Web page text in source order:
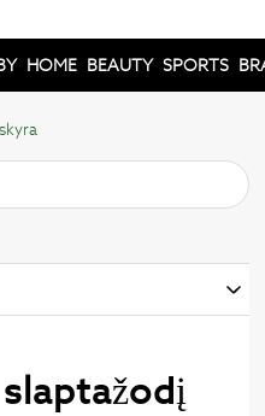
HOME BEAUTY SPORTS